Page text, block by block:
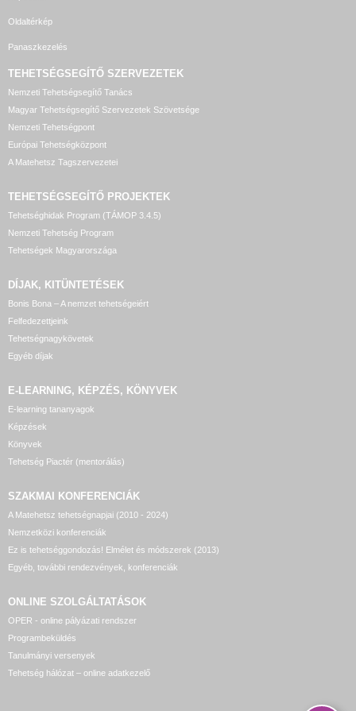
Oldaltérkép
Panaszkezelés
TEHETSÉGSEGÍTŐ SZERVEZETEK
Nemzeti Tehetségsegítő Tanács
Magyar Tehetségsegítő Szervezetek Szövetsége
Nemzeti Tehetségpont
Európai Tehetségközpont
A Matehetsz Tagszervezetei
TEHETSÉGSEGÍTŐ PROJEKTEK
Tehetséghidak Program (TÁMOP 3.4.5)
Nemzeti Tehetség Program
Tehetségek Magyarországa
DÍJAK, KITÜNTETÉSEK
Bonis Bona – A nemzet tehetségeiért
Felfedezettjeink
Tehetségnagykövetek
Egyéb díjak
E-LEARNING, KÉPZÉS, KÖNYVEK
E-learning tananyagok
Képzések
Könyvek
Tehetség Piactér (mentorálás)
SZAKMAI KONFERENCIÁK
A Matehetsz tehetségnapjai (2010 - 2024)
Nemzetközi konferenciák
Ez is tehetséggondozás! Elmélet és módszerek (2013)
Egyéb, további rendezvények, konferenciák
ONLINE SZOLGÁLTATÁSOK
OPER - online pályázati rendszer
Programbeküldés
Tanulmányi versenyek
Tehetség hálózat – online adatkezelő